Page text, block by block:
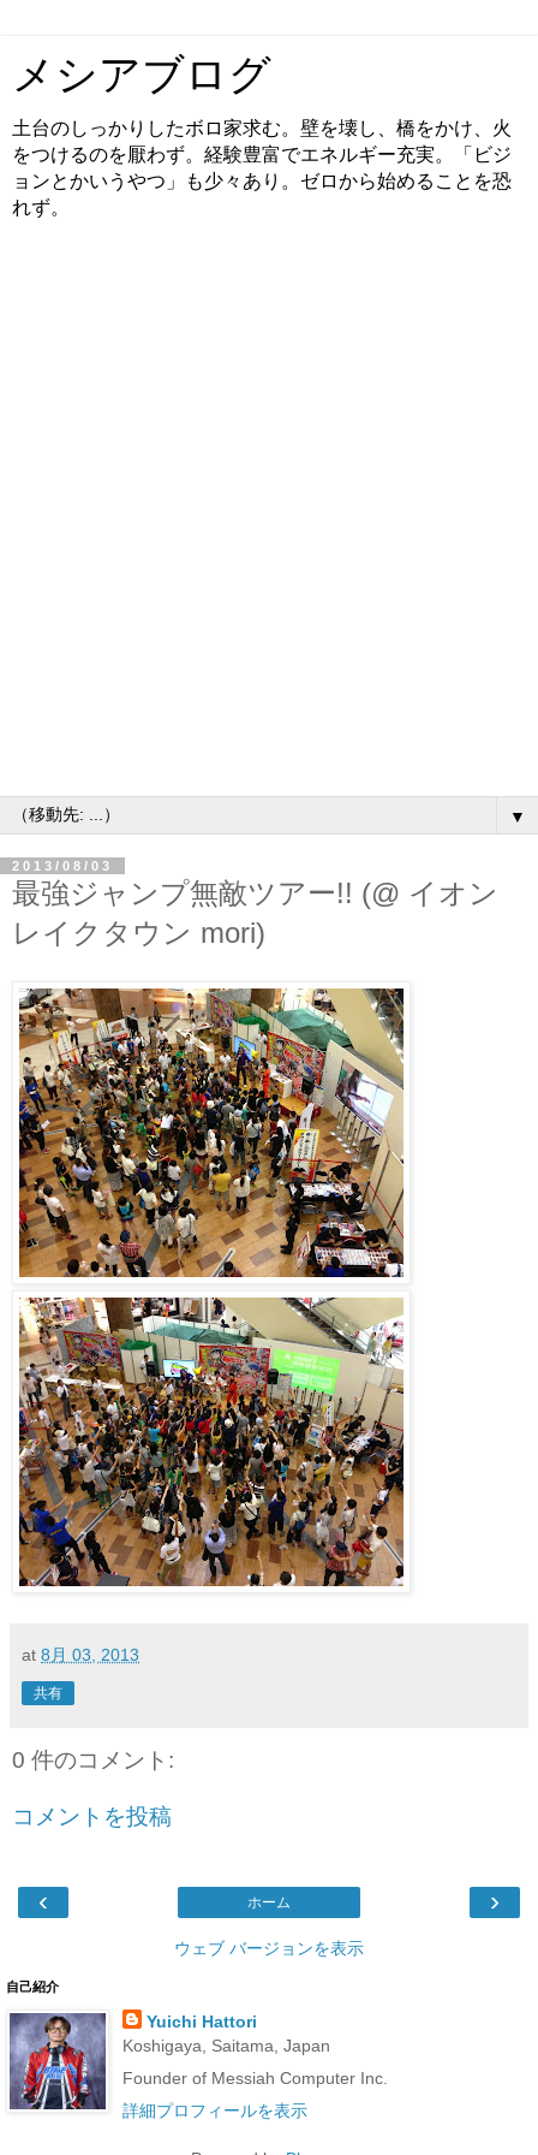
メシアブログ
土台のしっかりしたボロ家求む。壁を壊し、橋をかけ、火
をつけるのを厭わず。経験豊富でエネルギー充実。「ビジ
ョンとかいうやつ」も少々あり。ゼロから始めることを恐
れず。
▼
2013/08/03
最強ジャンプ無敵ツアー!! (@ イオン
レイクタウン mori)
at 8月 03, 2013
共有
0 件のコメント:
コメントを投稿
‹ ›
ホーム
ウェブ バージョンを表示
自己紹介
Yuichi Hattori
Koshigaya, Saitama, Japan
Founder of Messiah Computer Inc.
詳細プロフィールを表示